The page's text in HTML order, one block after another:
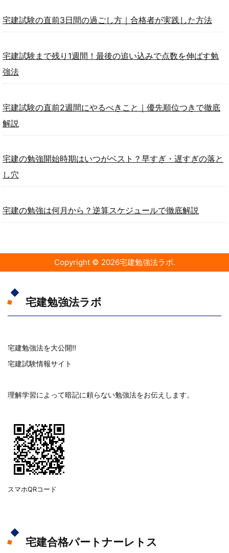
宅建試験の直前3日間の過ごし方｜合格者が実践した方法
宅建試験まで残り1週間！最後の追い込みで点数を伸ばす勉
強法
宅建試験の直前2週間にやるべきこと｜優先順位つきで徹底
解説
宅建の勉強開始時期はいつがベスト？早すぎ・遅すぎの落と
し穴
宅建の勉強は何月から？逆算スケジュールで徹底解説
Copyright © 2026宅建勉強法ラボ.
宅建勉強法ラボ
宅建勉強法を大公開!!
宅建試験情報サイト
理解学習によって暗記に頼らない勉強法をお伝えします。
スマホQRコード
宅建合格パートナーレトス